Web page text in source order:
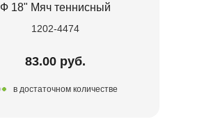
Ф 18" Мяч теннисный
1202-4474
83.00 руб.
в достаточном количестве